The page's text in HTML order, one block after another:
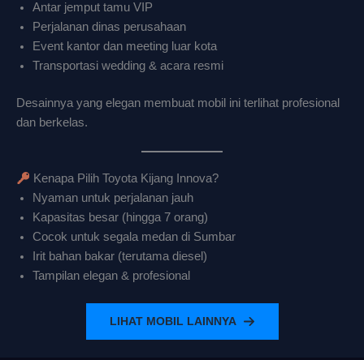
Antar jemput tamu VIP
Perjalanan dinas perusahaan
Event kantor dan meeting luar kota
Transportasi wedding & acara resmi
Desainnya yang elegan membuat mobil ini terlihat profesional
dan berkelas.
Kenapa Pilih Toyota Kijang Innova?
Nyaman untuk perjalanan jauh
Kapasitas besar (hingga 7 orang)
Cocok untuk segala medan di Sumbar
Irit bahan bakar (terutama diesel)
Tampilan elegan & profesional
LIHAT MOBIL LAINNYA